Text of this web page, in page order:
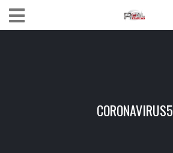
CORONAVIRUS5